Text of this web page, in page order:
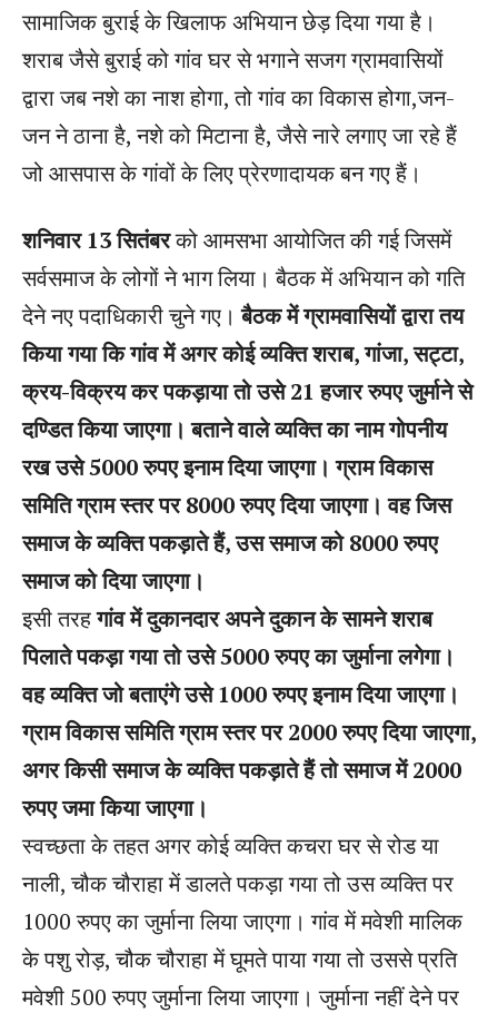
सामाजिक बुराई के खिलाफ अभियान छेड़ दिया गया है।
शराब जैसे बुराई को गांव घर से भगाने सजग ग्रामवासियों
द्वारा जब नशे का नाश होगा, तो गांव का विकास होगा,जन-
जन ने ठाना है, नशे को मिटाना है, जैसे नारे लगाए जा रहे हैं
जो आसपास के गांवों के लिए प्रेरणादायक बन गए हैं।
शनिवार 13 सितंबरको आमसभा आयोजित की गई जिसमें
सर्वसमाज के लोगों ने भाग लिया। बैठक में अभियान को गति
देने नए पदाधिकारी चुने गए। बैठक में ग्रामवासियों द्वारा तय
किया गया कि गांव में अगर कोई व्यक्ति शराब, गांजा, सट्टा,
क्रय-विक्रय कर पकड़ाया तो उसे 21 हजार रुपए जुर्माने से
दण्डित किया जाएगा। बताने वाले व्यक्ति का नाम गोपनीय
रख उसे 5000 रुपए इनाम दिया जाएगा। ग्राम विकास
समिति ग्राम स्तर पर 8000 रुपए दिया जाएगा। वह जिस
समाज के व्यक्ति पकड़ाते हैं, उस समाज को 8000 रुपए
समाज को दिया जाएगा।
इसी तरहगांव में दुकानदार अपने दुकान के सामने शराब
पिलाते पकड़ा गया तो उसे 5000 रुपए का जुर्माना लगेगा।
वह व्यक्ति जो बताएंगे उसे 1000 रुपए इनाम दिया जाएगा।
ग्राम विकास समिति ग्राम स्तर पर 2000 रुपए दिया जाएगा,
अगर किसी समाज के व्यक्ति पकड़ाते हैं तो समाज में 2000
रुपए जमा किया जाएगा।
स्वच्छता के तहत अगर कोई व्यक्ति कचरा घर से रोड या
नाली, चौक चौराहा में डालते पकड़ा गया तो उस व्यक्ति पर
1000 रुपए का जुर्माना लिया जाएगा। गांव में मवेशी मालिक
के पशु रोड़, चौक चौराहा में घूमते पाया गया तो उससे प्रति
मवेशी 500 रुपए जुर्माना लिया जाएगा। जुर्माना नहीं देने पर